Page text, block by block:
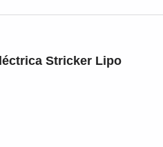
Stricker Lipo